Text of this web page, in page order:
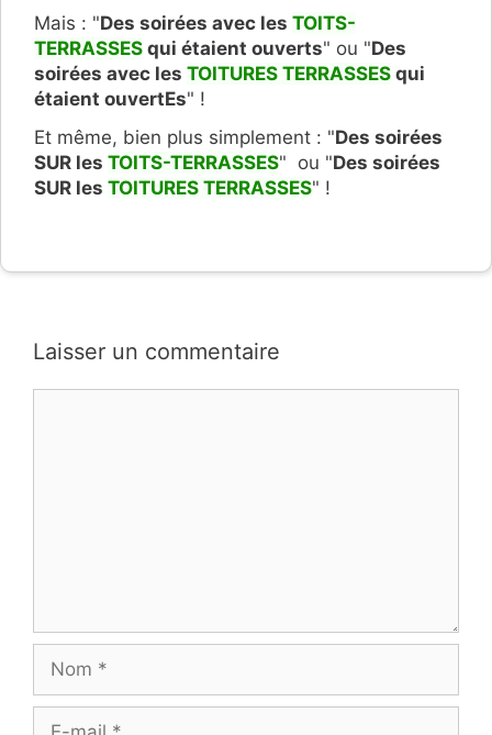
Mais : "Des soirées avec les TOITS-
TERRASSES qui étaient ouverts" ou "Des
soirées avec les TOITURES TERRASSES qui
étaient ouvertEs" !
Et même, bien plus simplement : "Des soirées
SUR les TOITS-TERRASSES" ou "Des soirées
SUR les TOITURES TERRASSES" !
Laisser un commentaire